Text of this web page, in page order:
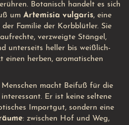
Botanisch handelt es sich
um Artemisia vulgaris, eine
Familie der Korbblütler. Sie
verzweigte Stängel,
unterseits heller bis weißlich-
herben, aromatischen
macht Beifuß für die
Er ist keine seltene
Importgut, sondern eine
: zwischen Hof und Weg,